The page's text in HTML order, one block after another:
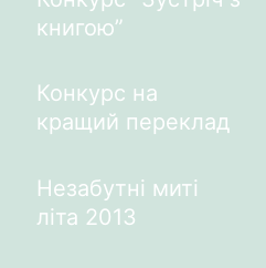
книгою”
Конкурс на
кращий переклад
Незабутні миті
літа 2013